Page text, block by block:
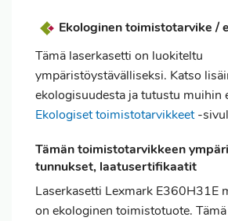
Ekologinen toimistotarvike /
Tämä laserkasetti on luokiteltu
ympäristöystävälliseksi. Katso
ekologisuudesta ja tutustu muihin
Ekologiset toimistotarvikkeet-
Tämän toimistotarvikkeen
tunnukset, laatusertifikaatit
Laserkasetti Lexmark E360H31E
on ekologinen toimistotuote.